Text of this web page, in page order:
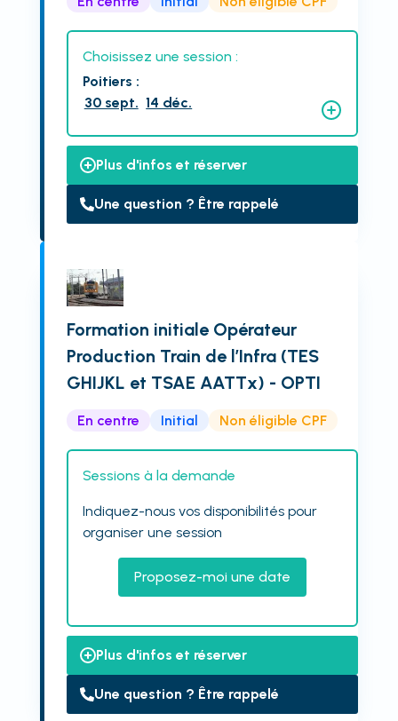
Choisissez une session :
Poitiers :
30 sept. 14 déc.
Plus d'infos et réserver
Une question ? Être rappelé
Formation initiale Opérateur
Production Train de l’Infra (TES
GHIJKL et TSAE AATTx) - OPTI
En centre Initial Non éligible CPF
Sessions à la demande
Indiquez-nous vos disponibilités pour
organiser une session
Proposez-moi une date
Plus d'infos et réserver
Une question ? Être rappelé